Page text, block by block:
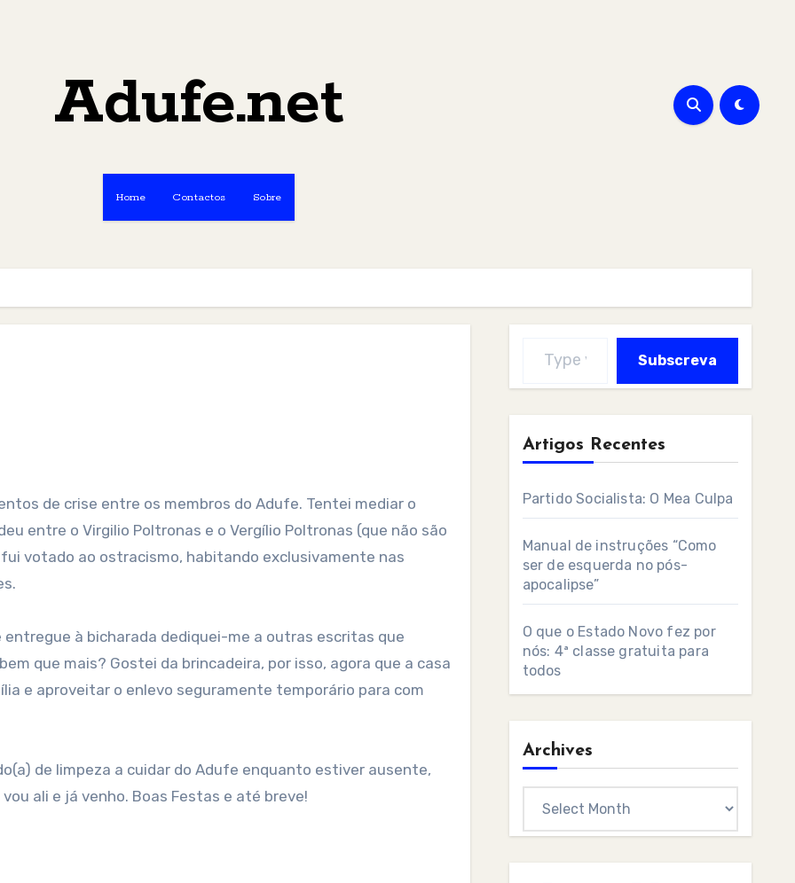
Adufe.net
Home Contactos Sobre
de crise entre os membros do Adufe. Tentei mediar o
entre o Virgilio Poltronas e o Vergílio Poltronas (que não são
votado ao ostracismo, habitando exclusivamente nas
à bicharada dediquei-me a outras escritas que
que mais? Gostei da brincadeira, por isso, agora que a casa
e aproveitar o enlevo seguramente temporário para com
de limpeza a cuidar do Adufe enquanto estiver ausente,
ali e já venho. Boas Festas e até breve!
Subscreva
Artigos Recentes
Partido Socialista: O Mea Culpa
Manual de instruções “Como
ser de esquerda no pós-
apocalipse”
O que o Estado Novo fez por
nós: 4ª classe gratuita para
todos
Archives